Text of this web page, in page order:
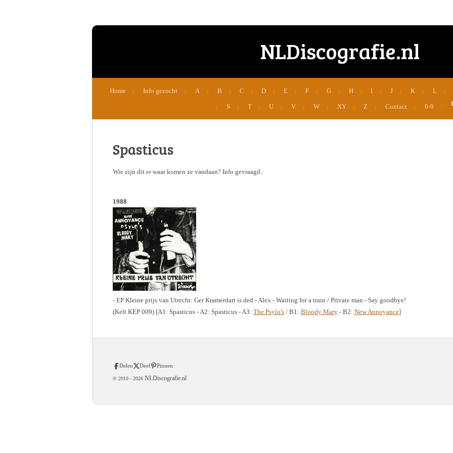
NLDiscografie.nl
Home Info gezocht A B C D E F G H I J K L
S T U V W XY Z Contact 0-9
Spasticus
Wie zijn dit er waar komen ze vandaan? Info gevraagd.
1988
- EP Kleine prijs van Utrecht: Ger Kramerdart is ded - Alex - Waiting for a train / Private man - Say goodbye!
(Kelt KEP 009) [A1: Spasticus - A2: Spasticus - A3: The Psylo's / B1: Bloody Mary - B2: New Annoyance]
Delen Deel Pinnen
© 2010 - 2026 NLDiscografie.nl